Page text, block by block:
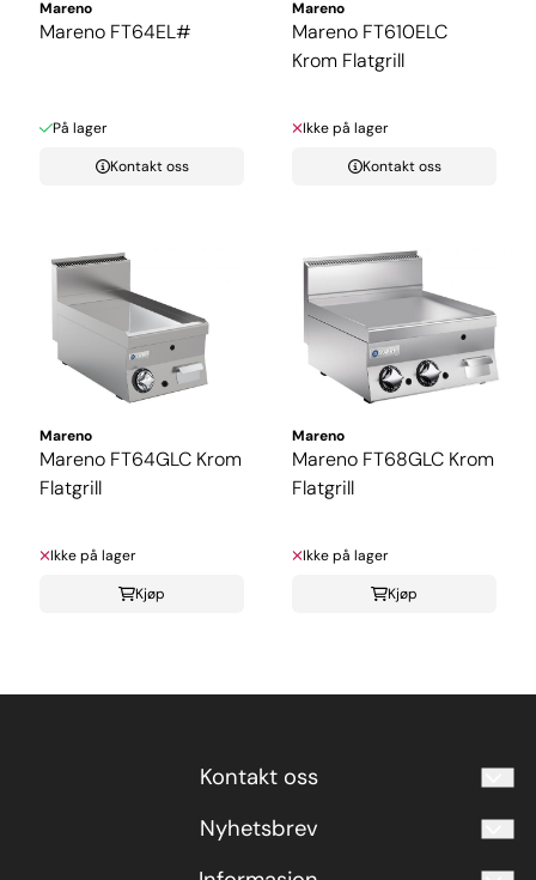
Mareno
Mareno FT64EL#
På lager
Kontakt oss
Mareno
Mareno FT610ELC
Krom Flatgrill
Ikke på lager
Kontakt oss
Mareno
Mareno FT64GLC Krom
Flatgrill
Ikke på lager
Kjøp
Mareno
Mareno FT68GLC Krom
Flatgrill
Ikke på lager
Kjøp
Kontakt oss
termo@termo.no
Nyhetsbrev